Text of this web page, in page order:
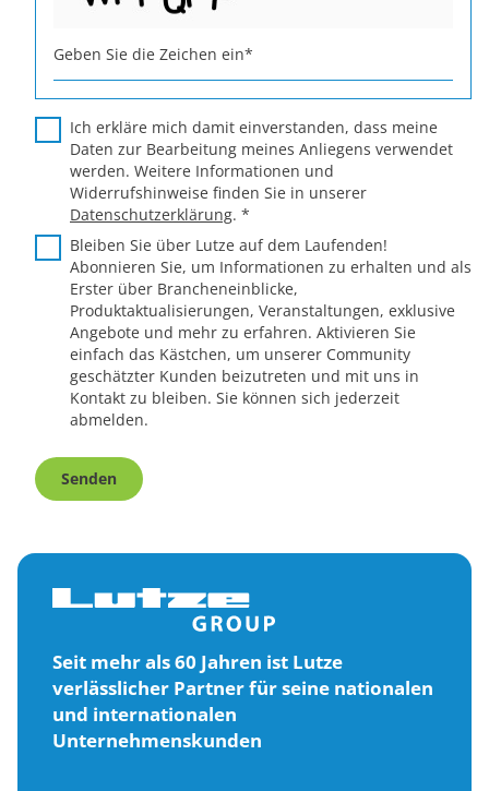
Geben Sie die Zeichen ein*
Ich erkläre mich damit einverstanden, dass meine
Daten zur Bearbeitung meines Anliegens verwendet
werden. Weitere Informationen und
Widerrufshinweise finden Sie in unserer
Datenschutzerklärung. *
Bleiben Sie über Lutze auf dem Laufenden!
Abonnieren Sie, um Informationen zu erhalten und als
Erster über Brancheneinblicke,
Produktaktualisierungen, Veranstaltungen, exklusive
Angebote und mehr zu erfahren. Aktivieren Sie
einfach das Kästchen, um unserer Community
geschätzter Kunden beizutreten und mit uns in
Kontakt zu bleiben. Sie können sich jederzeit
abmelden.
Senden
Seit mehr als 60 Jahren ist Lutze
verlässlicher Partner für seine nationalen
und internationalen
Unternehmenskunden